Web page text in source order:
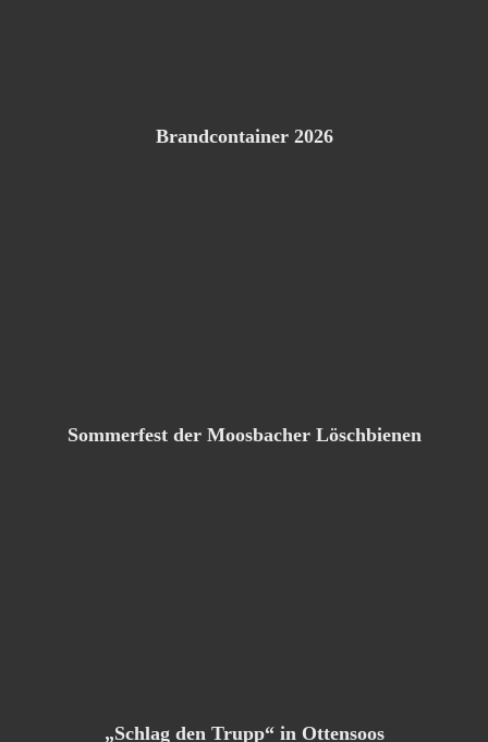
Brandcontainer 2026
Sommerfest der Moosbacher Löschbienen
„Schlag den Trupp“ in Ottensoos